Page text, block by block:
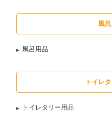
風
風呂用品
トイレ
トイレタリー用品